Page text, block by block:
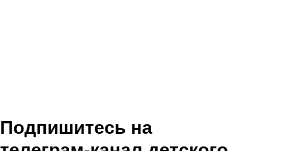
Подпишитесь на